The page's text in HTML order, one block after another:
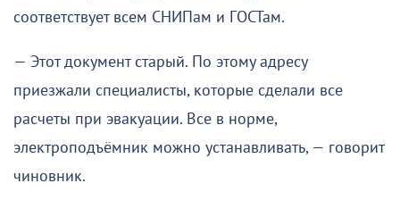
соответствует всем СНИПам и ГОСТам.
— Этот документ старый. По этому адресу
приезжали специалисты, которые сделали все
расчеты при эвакуации. Все в норме,
электроподъёмник можно устанавливать, — говорит
чиновник.